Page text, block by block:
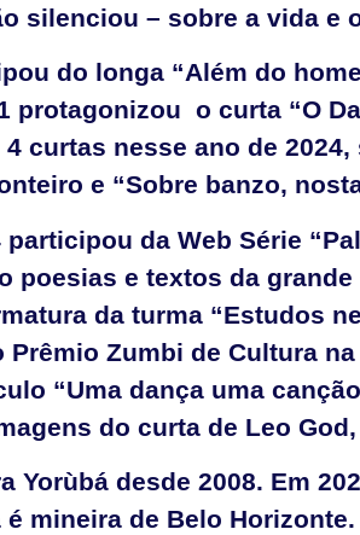
silenciou – sobre a vida e
do longa “Além do
protagonizou o curta “O
curtas nesse ano de
e “Sobre banzo,
participou da Web Série
poesias e textos da
da turma “Estudos
Prêmio Zumbi de Cultura
“Uma dança uma
do curta de Leo
Yorùbá desde 2008. Em
é mineira de Belo